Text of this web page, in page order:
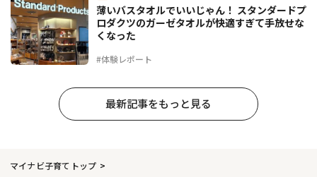
#体験レポート
薄いバスタオルでいいじゃん！ スタンダードプ
ロダクツのガーゼタオルが快適すぎて手放せな
くなった
最新記事をもっと見る
マイナビ子育てトップ